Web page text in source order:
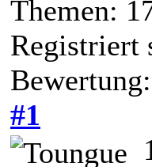
Themen:
Registriert
Bewertung:
#1